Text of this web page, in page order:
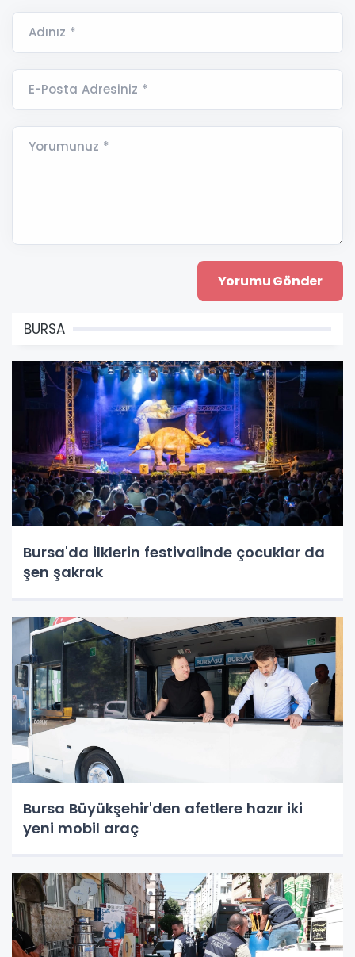
Adınız *
E-Posta Adresiniz *
Yorumunuz *
BURSA
Bursa'da ilklerin festivalinde çocuklar da
şen şakrak
Bursa Büyükşehir'den afetlere hazır iki
yeni mobil araç